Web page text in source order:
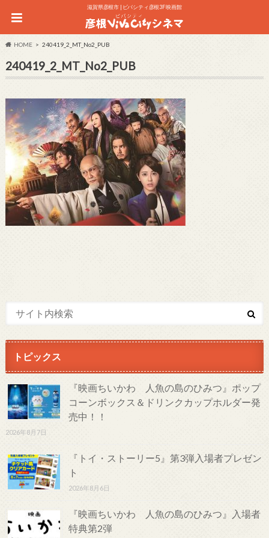
滋賀県彦根市 | ビバシティ彦根3F 映画館
HOME 240419_2_MT_No2_PUB
240419_2_MT_No2_PUB
トピックス
『映画ちいかわ 人魚の島のひみつ』ポップ
コーンボックス＆ドリンクカップホルダー発
売中！！
2026年8月7日
『トイ・ストーリー5』第3弾入場者プレゼン
ト
2026年8月6日
『映画ちいかわ 人魚の島のひみつ』入場者
特典第2弾